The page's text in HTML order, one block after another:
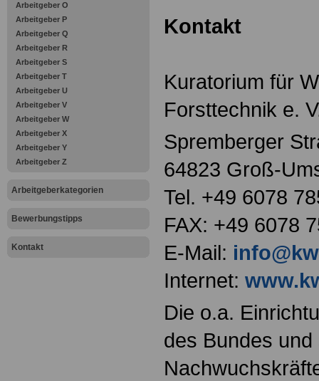
Arbeitgeber O
Arbeitgeber P
Arbeitgeber Q
Arbeitgeber R
Arbeitgeber S
Arbeitgeber T
Arbeitgeber U
Arbeitgeber V
Arbeitgeber W
Arbeitgeber X
Arbeitgeber Y
Arbeitgeber Z
Arbeitgeberkategorien
Bewerbungstipps
Kontakt
Kontakt
Kuratorium für
Forsttechnik e.
Spremberger
64823 Groß-
Tel. +49 6078
FAX: +49 6078
E-Mail:
Internet:
Die o.a.
des Bundes und